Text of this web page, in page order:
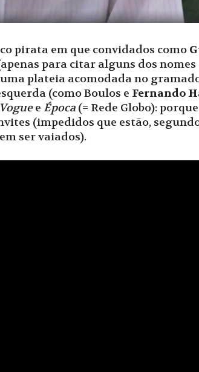
pirata em que convidados como
para citar alguns dos
plateia acomodada no
(como Boulos e Fernando
Voguee Época (= Rede Globo):
(impedidos que estão,
ser vaiados).